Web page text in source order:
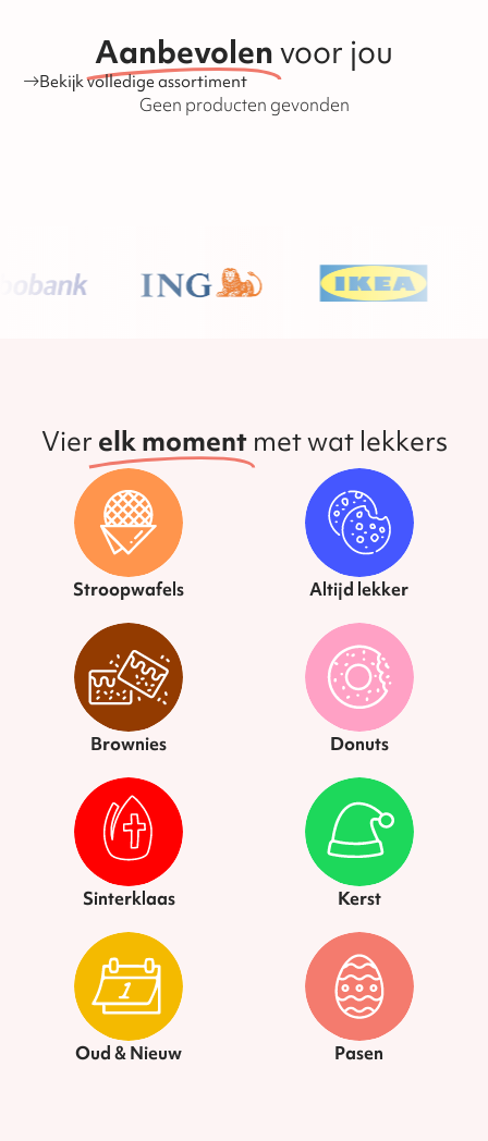
houdbaarheid van de producten is ook te vinden op onze
website.Aanbevolenvoor jou
Bekijk volledige assortiment
Geen producten gevonden
Vier elk moment met wat lekkers
Stroopwafels Altijd lekker
Brownies Donuts
Sinterklaas Kerst
Oud & Nieuw Pasen